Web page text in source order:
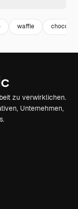
waffle chocolate
zu verwirklichen.
Unternehmen,